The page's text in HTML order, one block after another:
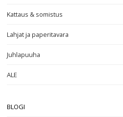
Kattaus & somistus
Lahjat ja paperitavara
Juhlapuuha
ALE
BLOGI